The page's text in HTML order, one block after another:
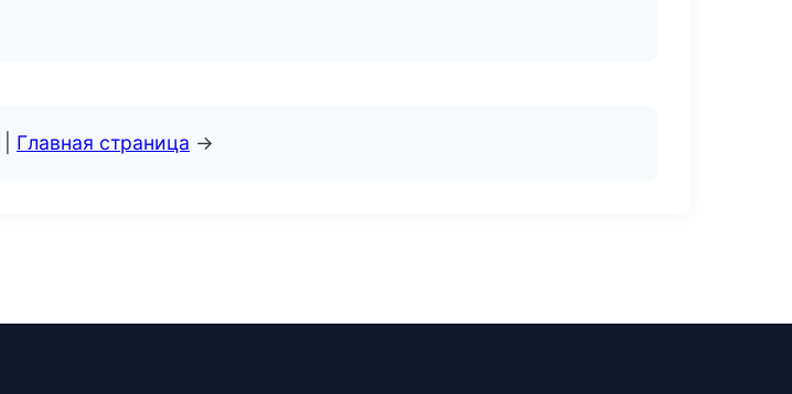
Главная страница →